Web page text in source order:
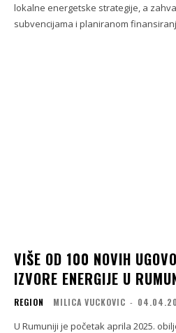
lokalne energetske strategije, a
subvencijama i planiranom
VIŠE OD 100 NOVIH
IZVORE ENERGIJE U
REGION MILICA VUCKOVIC -
U Rumuniji je početak aprila 2025.